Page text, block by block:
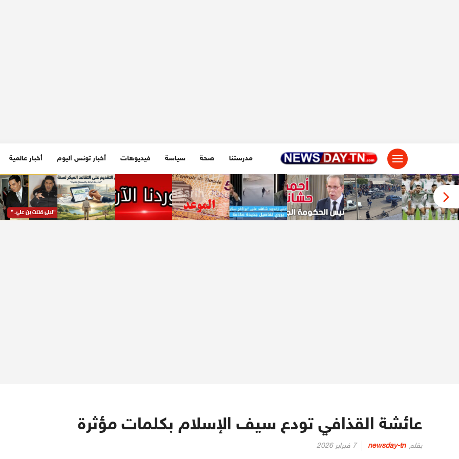
مدرستنا صحة سياسة فيديوهات أخبار تونس اليوم أخبار عالمية
عائشة القذافي تودع سيف الإسلام بكلمات مؤثرة
بقلم newsday-tn
Posted
7 فبراير 2026